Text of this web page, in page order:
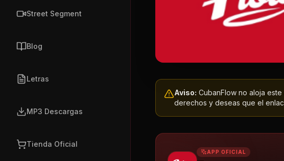
Street Segment
Blog
Letras
MP3 Descargas
Tienda Oficial
Aviso: CubanFlow no aloja
derechos y deseas que el
APP OFICIAL